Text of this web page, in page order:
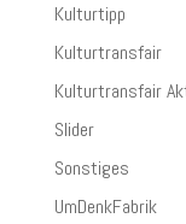
Kulturtipp
Kulturtransfair
Kulturtransfair
Slider
Sonstiges
UmDenkFabrik